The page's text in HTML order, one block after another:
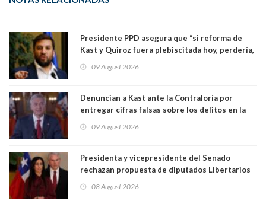
Presidente PPD asegura que “si reforma de
Kast y Quiroz fuera plebiscitada hoy, perdería,
a favor de la oposición, sería una victoria de la
09 August 2026
Denuncian a Kast ante la Contraloría por
entregar cifras falsas sobre los delitos en la
09 August 2026
Presidenta y vicepresidente del Senado
rechazan propuesta de diputados Libertarios
"Constituye un camino equivocado"
08 August 2026